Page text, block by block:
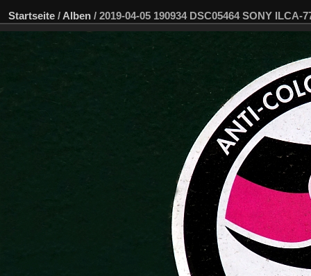
Startseite / Alben / 2019-04-05 190934 DSC05464 SONY ILCA-